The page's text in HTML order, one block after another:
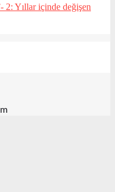
2: Yıllar içinde değişen